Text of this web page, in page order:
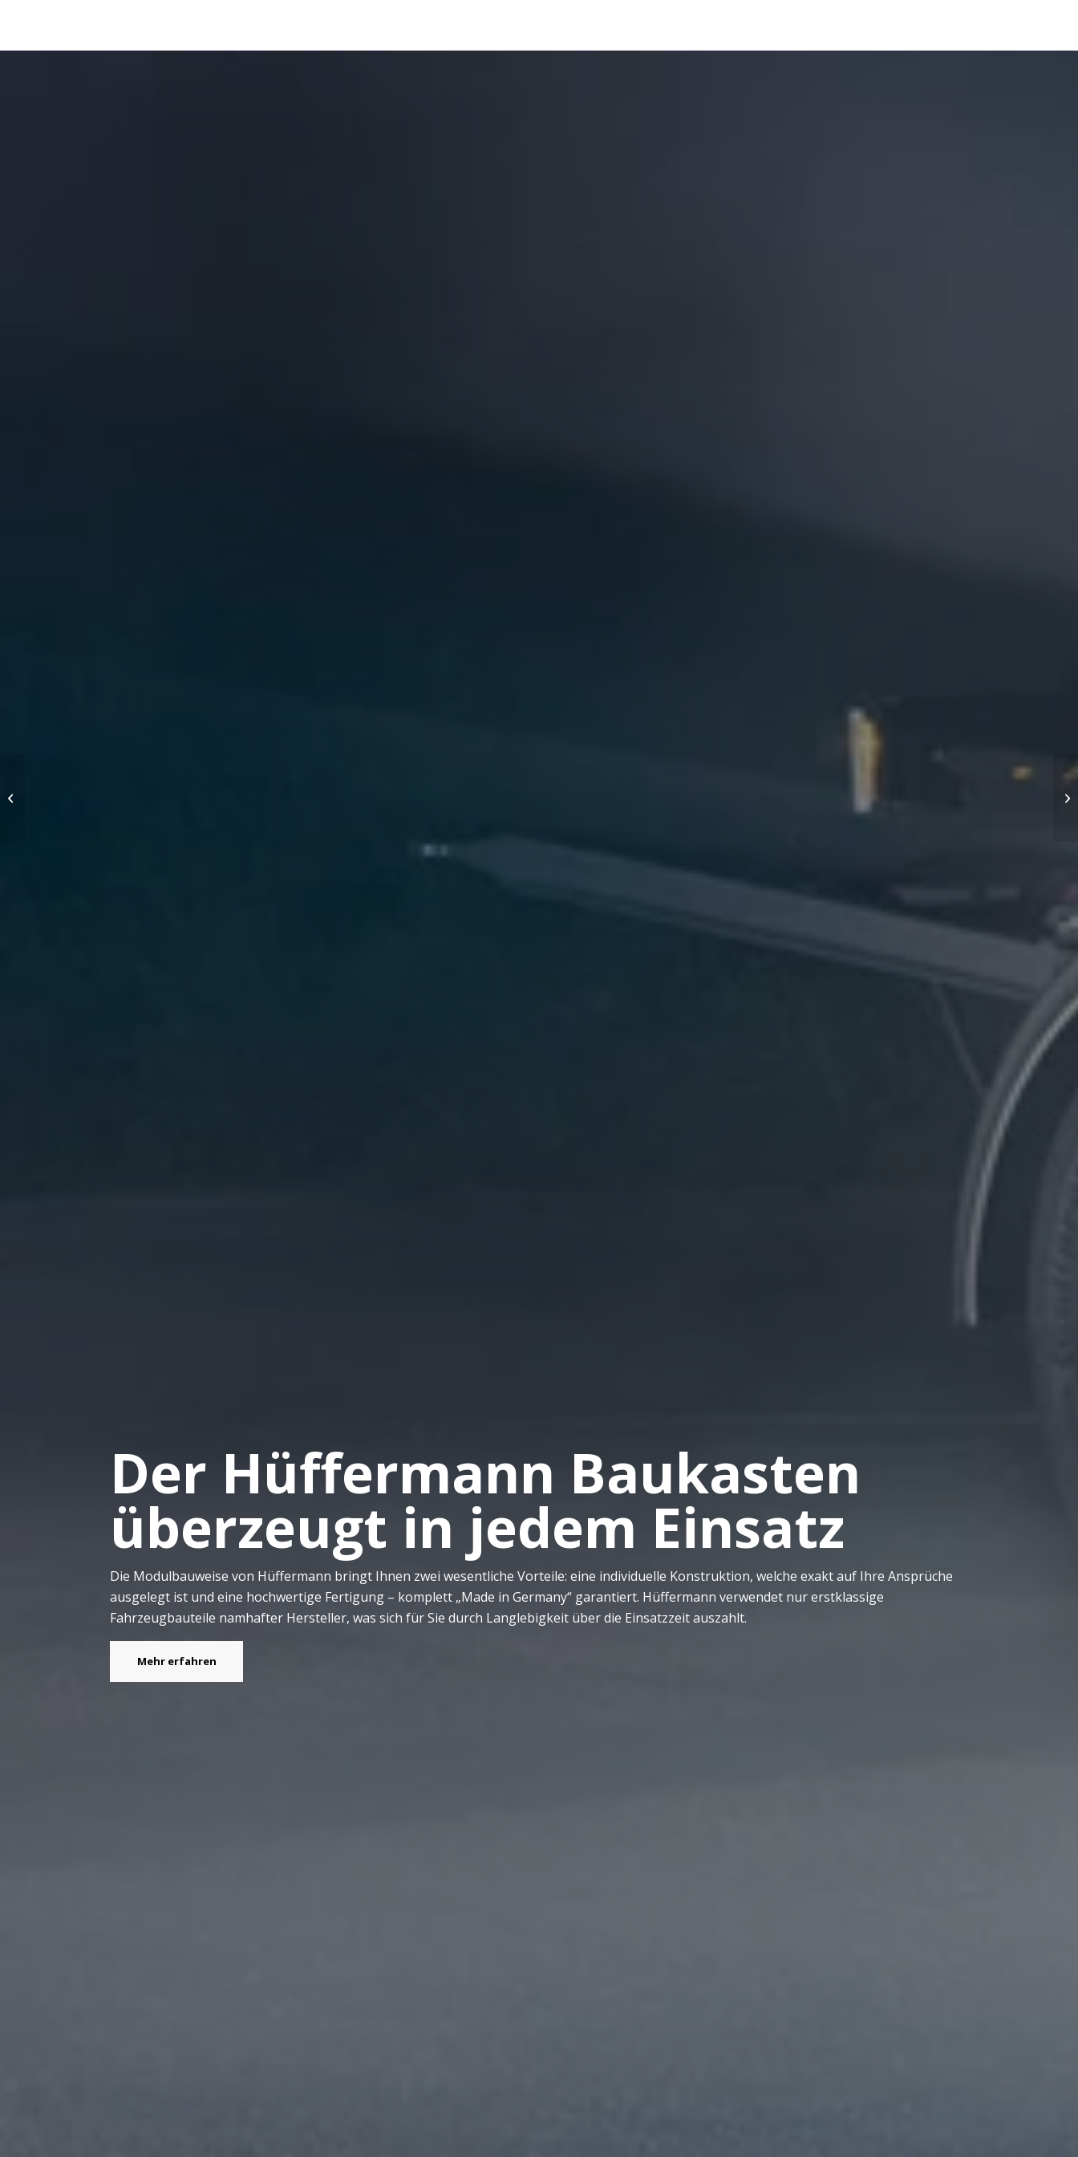
Der Hüffermann Baukasten
überzeugt in jedem Einsatz
Die Modulbauweise von Hüffermann bringt Ihnen zwei wesentliche Vorteile: eine individuelle Konstruktion, welche exakt auf Ihre Ansprüche
ausgelegt ist und eine hochwertige Fertigung – komplett „Made in Germany“ garantiert. Hüffermann verwendet nur erstklassige
Fahrzeugbauteile namhafter Hersteller, was sich für Sie durch Langlebigkeit über die Einsatzzeit auszahlt.
Mehr erfahren